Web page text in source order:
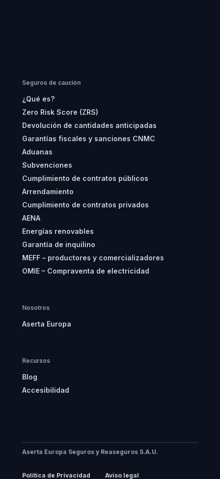
Seguros de caución
¿Qué es?
Zero Risk Score (ZRS)
Devolución de cantidades anticipadas
Garantías fiscales y sanciones CNMC
Aduanas
Subvenciones
Cumplimiento de contratos públicos
Arrendamiento
Cumplimiento de contratos privados
AENA
Energías renovables
Garantía de inquilino
MEFF – productores y comercializadores
OMIE – Compraventa de electricidad
Nosotros
Aserta Europa
Recursos
Blog
Accesibilidad
Aserta Europa Seguros y Reaseguros S.A.U.
Política de Privacidad Aviso legal